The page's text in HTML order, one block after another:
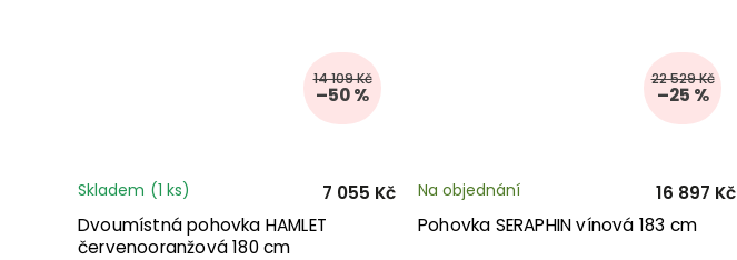
14 109 Kč
–50 %
Dvoumístná pohovka HAMLET
červenooranžová 180 cm
Skladem (1 ks) 7 055 Kč
22 529 Kč
–25 %
Pohovka SERAPHIN vínová 183 cm
Na objednání 16 897 Kč